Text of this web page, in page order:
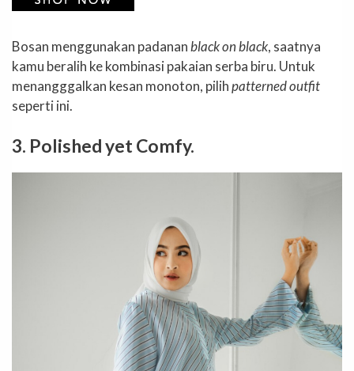
Bosan menggunakan padananblack on black, saatnya
kamu beralih ke kombinasi pakaian serba biru. Untuk
menangggalkan kesan monoton, pilihpatterned outfit
seperti ini.
3. Polished yet Comfy.